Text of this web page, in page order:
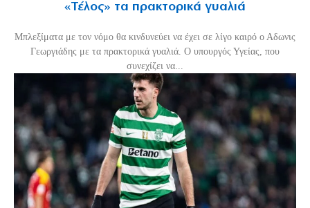
«Τέλος» τα πρακτορικά γυαλιά
Μπλεξίματα με τον νόμο θα κινδυνεύει να έχει σε λίγο καιρό ο Αδωνις
Γεωργιάδης με τα πρακτορικά γυαλιά. Ο υπουργός Υγείας, που
συνεχίζει να...